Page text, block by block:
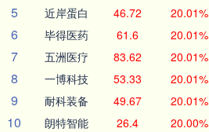
5 近岸蛋白 46.72 20.01%
6 毕得医药 61.6 20.01%
7 五洲医疗 83.62 20.01%
8 一博科技 53.33 20.01%
9 耐科装备 49.67 20.01%
10 朗特智能 26.4 20.00%